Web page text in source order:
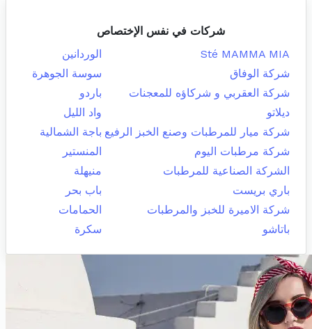
شركات في نفس الإختصاص
Sté MAMMA MIA
الوردانين
شركة الوفاق
سوسة الجوهرة
شركة العقربي و شركاؤه للمعجنات
باردو
ديلاتو
واد الليل
شركة ميار للمرطبات وصنع الخبز الرفيع باجة الشمالية
شركة مرطبات اليوم
المنستير
الشركة الصناعية للمرطبات
منيهلة
باري بريست
باب بحر
شركة الاميرة للخبز والمرطبات
الحمامات
باتاشو
سكرة